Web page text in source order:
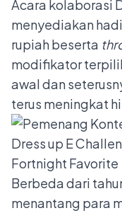
Acara kolaborasi
menyediakan
rupiah beserta
modifikator
awal dan
terus meningkat
Berbeda dari
menantang para